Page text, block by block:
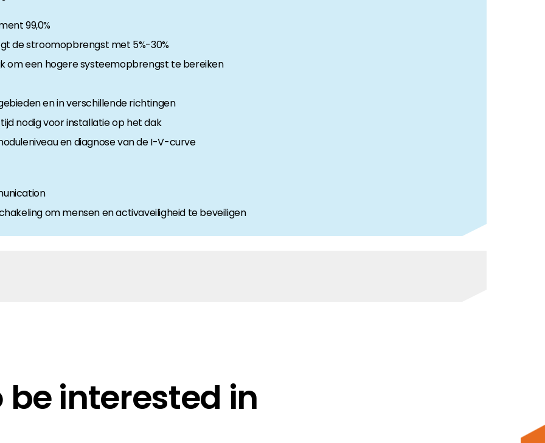
informatie, dan vindt u die hier.
99,0%
de stroomopbrengst met 5%-30%
om een hogere systeemopbrengst te bereiken
en in verschillende richtingen
nodig voor installatie op het dak
en diagnose van de I-V-curve
om mensen en activaveiligheid te beveiligen
Scenarios
interested in